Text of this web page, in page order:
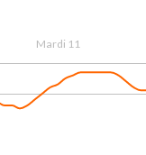
Mardi 11